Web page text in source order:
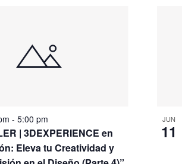
-5:00 pm
| 3DEXPERIENCE en
Eleva tu Creatividad y
JUN
11